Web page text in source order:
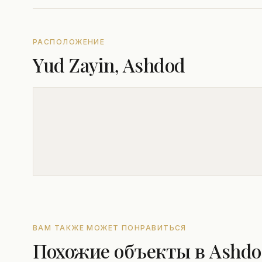
РАСПОЛОЖЕНИЕ
Yud Zayin, Ashdod
ВАМ ТАКЖЕ МОЖЕТ ПОНРАВИТЬСЯ
Похожие объекты в